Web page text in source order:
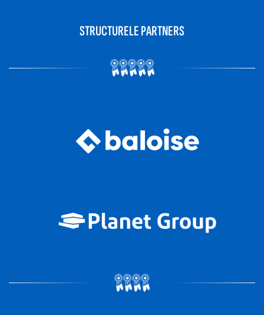
STRUCTURELE PARTNERS